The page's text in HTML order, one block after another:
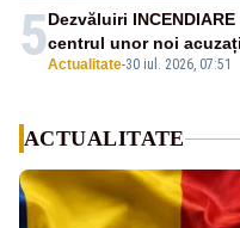
5Actualitate-30 iul. 2026, 07:51
Dezvăluiri
centrul unor noi
ACTUALITATE